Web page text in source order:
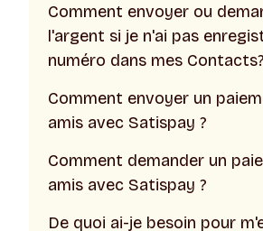
Comment envoyer ou
l'argent si je n'ai pas
numéro dans mes Contacts?
Comment envoyer un
amis avec Satispay ?
Comment demander un
amis avec Satispay ?
De quoi ai-je besoin pour